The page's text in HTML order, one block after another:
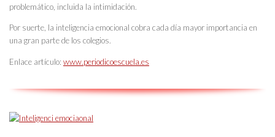
problemático, incluida la intimidación.
Por suerte, la inteligencia emocional cobra cada día mayor importancia en
una gran parte de los colegios.
Enlace artículo: www.periodicoescuela.es